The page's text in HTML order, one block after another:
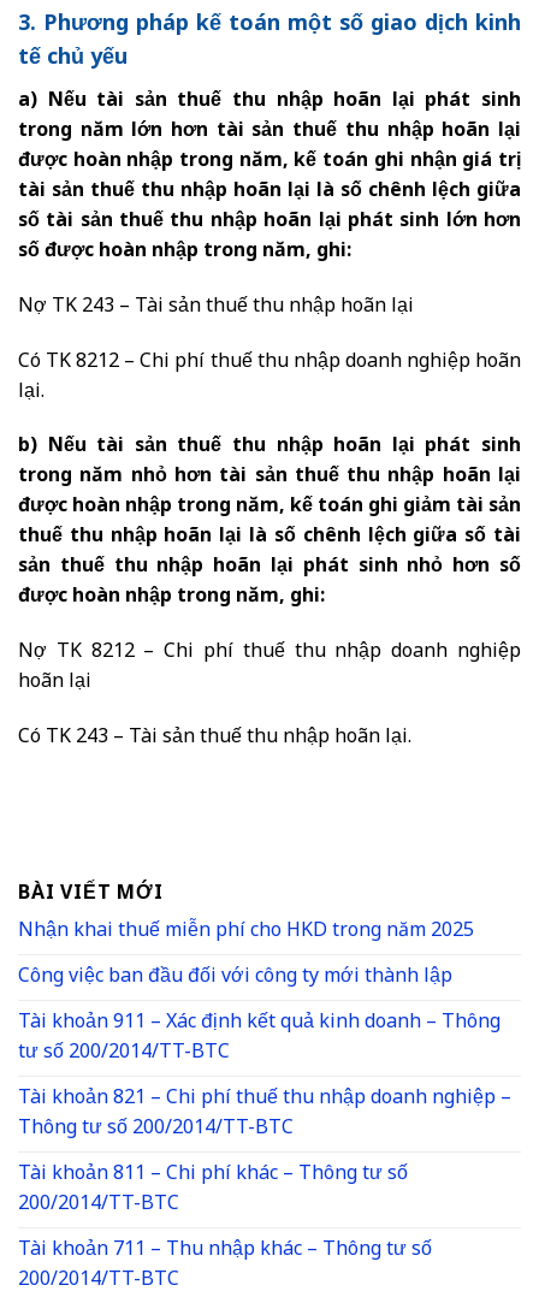
3. Phương pháp kế toán một số giao dịch kinh
tế chủ yếu
a) Nếu tài sản thuế thu nhập hoãn lại phát sinh
trong năm lớn hơn tài sản thuế thu nhập hoãn lại
được hoàn nhập trong năm, kế toán ghi nhận giá trị
tài sản thuế thu nhập hoãn lại là số chênh lệch giữa
số tài sản thuế thu nhập hoãn lại phát sinh lớn hơn
số được hoàn nhập trong năm, ghi:
Nợ TK 243 – Tài sản thuế thu nhập hoãn lại
Có TK 8212 – Chi phí thuế thu nhập doanh nghiệp hoãn
lại.
b) Nếu tài sản thuế thu nhập hoãn lại phát sinh
trong năm nhỏ hơn tài sản thuế thu nhập hoãn lại
được hoàn nhập trong năm, kế toán ghi giảm tài sản
thuế thu nhập hoãn lại là số chênh lệch giữa số tài
sản thuế thu nhập hoãn lại phát sinh nhỏ hơn số
được hoàn nhập trong năm, ghi:
Nợ TK 8212 – Chi phí thuế thu nhập doanh nghiệp
hoãn lại
Có TK 243 – Tài sản thuế thu nhập hoãn lại.
BÀI VIẾT MỚI
Nhận khai thuế miễn phí cho HKD trong năm 2025
Công việc ban đầu đối với công ty mới thành lập
Tài khoản 911 – Xác định kết quả kinh doanh – Thông
tư số 200/2014/TT-BTC
Tài khoản 821 – Chi phí thuế thu nhập doanh nghiệp –
Thông tư số 200/2014/TT-BTC
Tài khoản 811 – Chi phí khác – Thông tư số
200/2014/TT-BTC
Tài khoản 711 – Thu nhập khác – Thông tư số
200/2014/TT-BTC